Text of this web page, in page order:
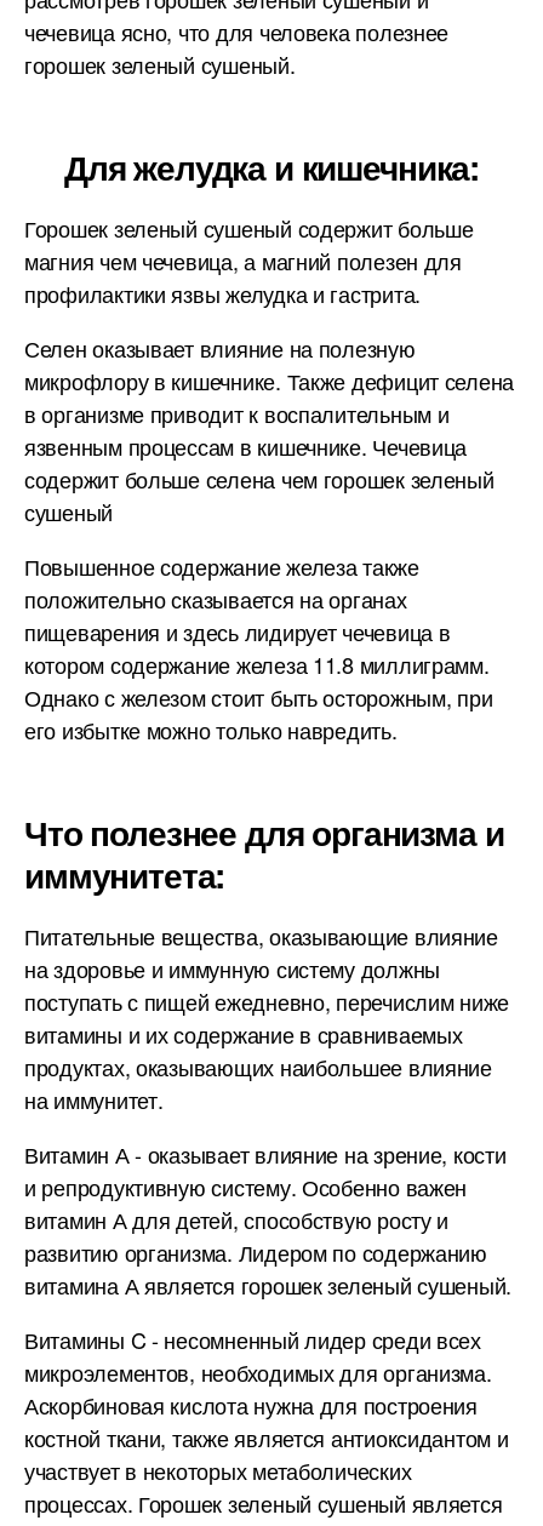
чечевица ясно, что для человека полезнее
горошек зеленый сушеный.
Для желудка и кишечника:
Горошек зеленый сушеный содержит больше
магния чем чечевица, а магний полезен для
профилактики язвы желудка и гастрита.
Селен оказывает влияние на полезную
микрофлору в кишечнике. Также дефицит селена
в организме приводит к воспалительным и
язвенным процессам в кишечнике. Чечевица
содержит больше селена чем горошек зеленый
сушеный
Повышенное содержание железа также
положительно сказывается на органах
пищеварения и здесь лидирует чечевица в
котором содержание железа 11.8 миллиграмм.
Однако с железом стоит быть осторожным, при
его избытке можно только навредить.
Что полезнее для организма и
иммунитета:
Питательные вещества, оказывающие влияние
на здоровье и иммунную систему должны
поступать с пищей ежедневно, перечислим ниже
витамины и их содержание в сравниваемых
продуктах, оказывающих наибольшее влияние
на иммунитет.
Витамин А - оказывает влияние на зрение, кости
и репродуктивную систему. Особенно важен
витамин А для детей, способствую росту и
развитию организма. Лидером по содержанию
витамина А является горошек зеленый сушеный.
Витамины C - несомненный лидер среди всех
микроэлементов, необходимых для организма.
Аскорбиновая кислота нужна для построения
костной ткани, также является антиоксидантом и
участвует в некоторых метаболических
процессах. Горошек зеленый сушеный является